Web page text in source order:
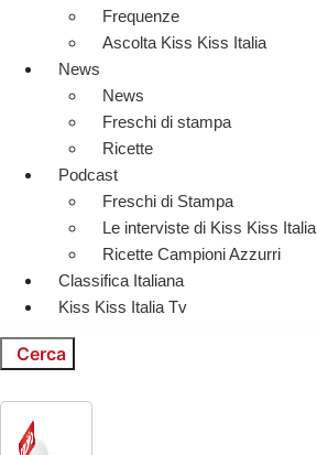
Frequenze
Ascolta Kiss Kiss Italia
News
News
Freschi di stampa
Ricette
Podcast
Freschi di Stampa
Le interviste di Kiss Kiss Italia
Ricette Campioni Azzurri
Classifica Italiana
Kiss Kiss Italia Tv
Cerca